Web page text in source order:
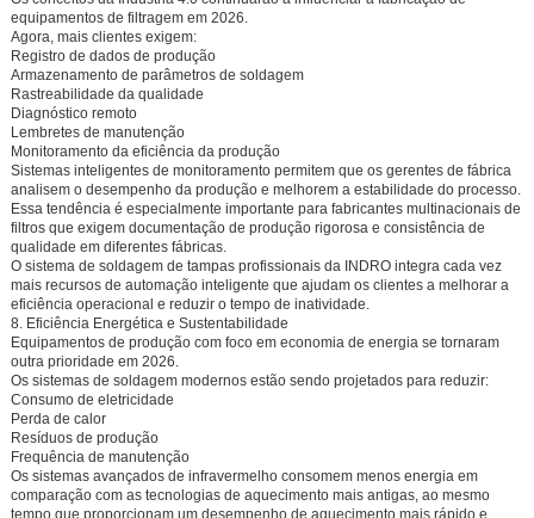
equipamentos de filtragem em 2026.
Agora, mais clientes exigem:
Registro de dados de produção
Armazenamento de parâmetros de soldagem
Rastreabilidade da qualidade
Diagnóstico remoto
Lembretes de manutenção
Monitoramento da eficiência da produção
Sistemas inteligentes de monitoramento permitem que os gerentes de fábrica
analisem o desempenho da produção e melhorem a estabilidade do processo.
Essa tendência é especialmente importante para fabricantes multinacionais de
filtros que exigem documentação de produção rigorosa e consistência de
qualidade em diferentes fábricas.
O sistema de soldagem de tampas profissionais da INDRO integra cada vez
mais recursos de automação inteligente que ajudam os clientes a melhorar a
eficiência operacional e reduzir o tempo de inatividade.
8. Eficiência Energética e Sustentabilidade
Equipamentos de produção com foco em economia de energia se tornaram
outra prioridade em 2026.
Os sistemas de soldagem modernos estão sendo projetados para reduzir:
Consumo de eletricidade
Perda de calor
Resíduos de produção
Frequência de manutenção
Os sistemas avançados de infravermelho consomem menos energia em
comparação com as tecnologias de aquecimento mais antigas, ao mesmo
tempo que proporcionam um desempenho de aquecimento mais rápido e